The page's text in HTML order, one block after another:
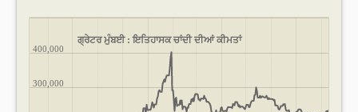
ਗ੍ਰੇਟਰ ਮੁੰਬਈ : ਇਤਿਹਾਸਕ ਚਾਂਦੀ ਦੀਆਂ ਕੀਮਤਾਂ
300,000
400,000